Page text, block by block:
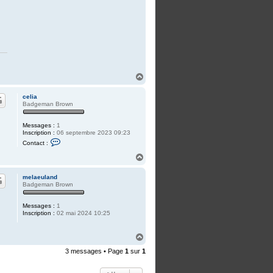
celia
Badgeman Brown
Messages : 1
Inscription : 06 septembre 2023 09:23
Contact :
a
t
e
e
melaeuland
Badgeman Brown
Messages : 1
Inscription : 02 mai 2024 10:25
u
3 messages • Page 1 sur 1